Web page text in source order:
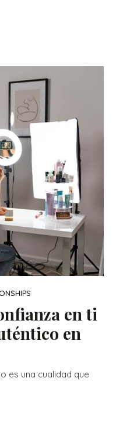
en ti
en
es una cualidad que